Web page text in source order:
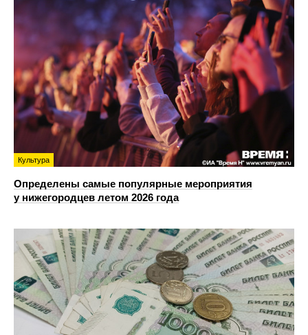
Культура
Определены самые популярные мероприятия
у нижегородцев летом 2026 года